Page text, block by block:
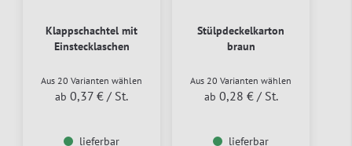
Klappschachtel mit
Einstecklaschen
Aus 20 Varianten wählen
ab 0,37 € / St.
lieferbar
Stülpdeckelkarton
braun
Aus 20 Varianten wählen
ab 0,28 € / St.
lieferbar